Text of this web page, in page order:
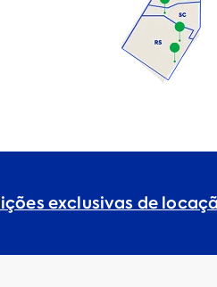
exclusivas de